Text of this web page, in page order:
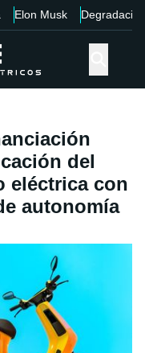
Elon Musk Degradación
del
eléctrica con
autonomía